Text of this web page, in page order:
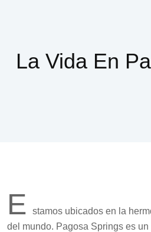
La Vida En
E
stamos ubicados en la
del mundo. Pagosa Springs es